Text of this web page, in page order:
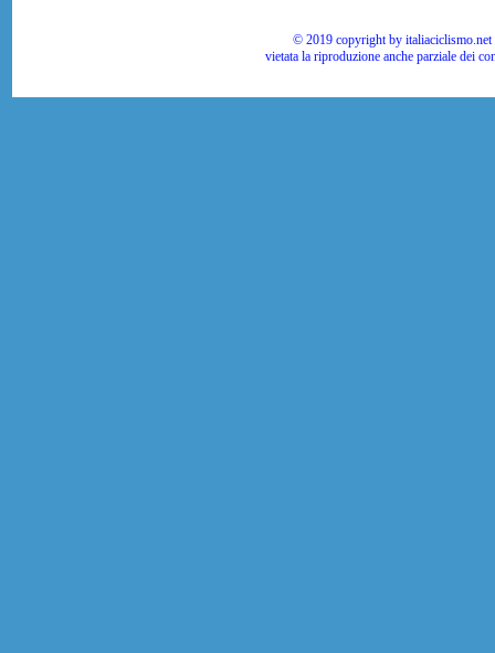
© 2019 copyright by
vietata la riproduzione anche parziale dei